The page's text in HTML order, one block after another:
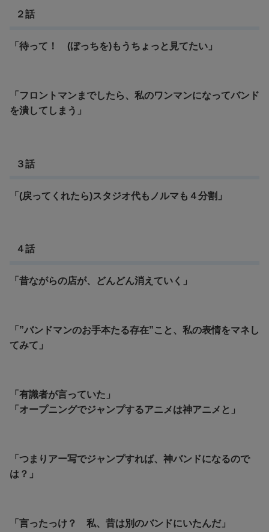
２話
「待って！ (ぼっちを)もうちょっと見てたい」
「フロントマンまでしたら、私のワンマンになってバンド
を潰してしまう」
３話
「(戻ってくれたら)スタジオ代もノルマも４分割」
４話
「昔ながらの店が、どんどん消えていく」
「”バンドマンのお手本たる存在”こと、私の表情をマネし
てみて」
「有識者が言っていた」
「オープニングでジャンプするアニメは神アニメと」
「つまりアー写でジャンプすれば、神バンドになるので
は？」
「言ったっけ？ 私、昔は別のバンドにいたんだ」